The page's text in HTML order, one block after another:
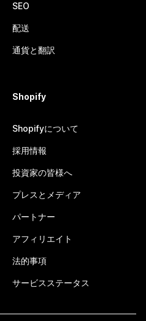
SEO
配送
通貨と翻訳
Shopify
Shopifyについて
採用情報
投資家の皆様へ
プレスとメディア
パートナー
アフィリエイト
法的事項
サービスステータス